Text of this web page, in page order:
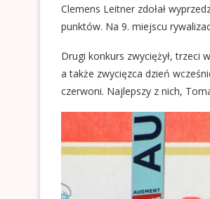
Clemens Leitner zdołał
punktów. Na 9. miejscu
Drugi konkurs zwyciężył, trzeci
a także zwycięzca dzień
czerwoni. Najlepszy z nich,